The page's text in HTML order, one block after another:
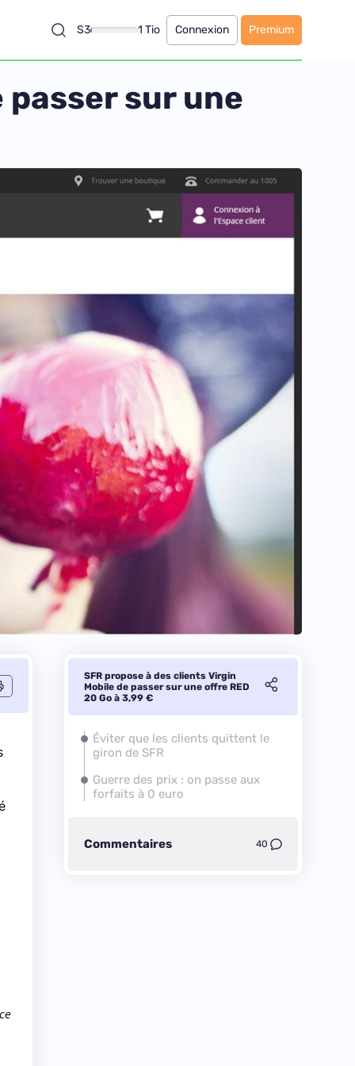
S3 1 Tio Connexion Premium
passer sur une
SFR propose à des clients Virgin
Mobile de passer sur une offre RED
20 Go à 3,99 €
Éviter que les clients quittent le
giron de SFR
Guerre des prix : on passe aux
forfaits à 0 euro
Commentaires 40